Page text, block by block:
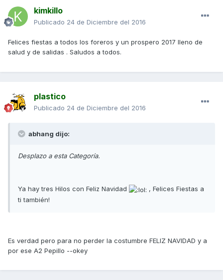
kimkillo
Publicado 24 de Diciembre del 2016
Felices fiestas a todos los foreros y un prospero 2017 lleno de
salud y de salidas . Saludos a todos.
plastico
Publicado 24 de Diciembre del 2016
abhang dijo:
Desplazo a esta Categoría.
Ya hay tres Hilos con Feliz Navidad
, Felices Fiestas a
ti también!
Es verdad pero para no perder la costumbre FELIZ NAVIDAD y a
por ese A2 Pepillo --okey